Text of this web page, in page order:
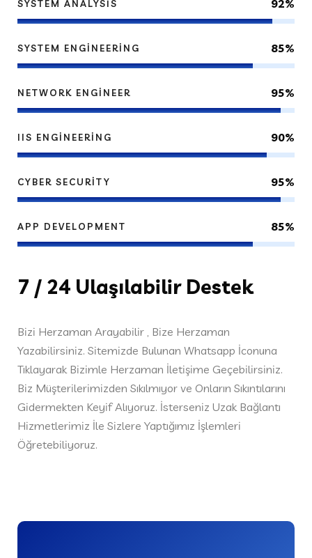
SYSTEM ANALYSIS 92%
SYSTEM ENGINEERING 85%
NETWORK ENGINEER 95%
IIS ENGINEERING 90%
CYBER SECURITY 95%
APP DEVELOPMENT 85%
7 / 24 Ulaşılabilir Destek
Bizi Herzaman Arayabilir , Bize Herzaman
Yazabilirsiniz. Sitemizde Bulunan Whatsapp İconuna
Tıklayarak Bizimle Herzaman İletişime Geçebilirsiniz.
Biz Müşterilerimizden Sıkılmıyor ve Onların Sıkıntılarını
Gidermekten Keyif Alıyoruz. İsterseniz Uzak Bağlantı
Hizmetlerimiz İle Sizlere Yaptığımız İşlemleri
Öğretebiliyoruz.